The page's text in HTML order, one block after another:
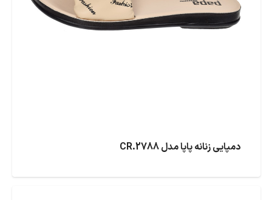
دمپایی زنانه پاپا مدل CR.2788